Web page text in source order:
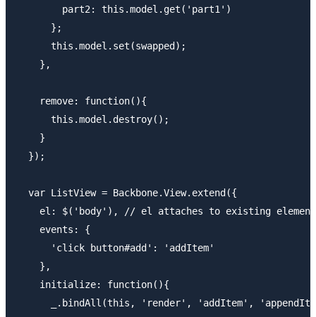
        part2: this.model.get('part1')
      };
      this.model.set(swapped);
    },
    remove: function(){
      this.model.destroy();
    }
  });
  var ListView = Backbone.View.extend({
    el: $('body'), // el attaches to existing element
    events: {
      'click button#add': 'addItem'
    },
    initialize: function(){
_.bindAll(this, 'render', 'addItem',